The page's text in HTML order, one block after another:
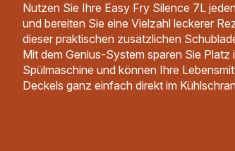
Nutzen Sie Ihre Easy Fry Silence 7L
und bereiten Sie eine Vielzahl leckerer
dieser praktischen zusätzlichen
Mit dem Genius-System sparen Sie Platz
Spülmaschine und können Ihre
Deckels ganz einfach direkt im